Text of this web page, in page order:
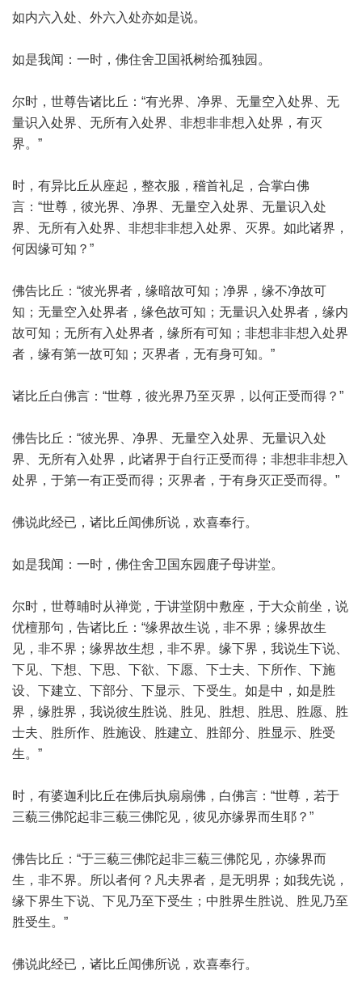
如内六入处、外六入处亦如是说。
如是我闻：一时，佛住舍卫国祇树给孤独园。
尔时，世尊告诸比丘：“有光界、净界、无量空入处界、无
量识入处界、无所有入处界、非想非非想入处界，有灭
界。”
时，有异比丘从座起，整衣服，稽首礼足，合掌白佛
言：“世尊，彼光界、净界、无量空入处界、无量识入处
界、无所有入处界、非想非非想入处界、灭界。如此诸界，
何因缘可知？”
佛告比丘：“彼光界者，缘暗故可知；净界，缘不净故可
知；无量空入处界者，缘色故可知；无量识入处界者，缘内
故可知；无所有入处界者，缘所有可知；非想非非想入处界
者，缘有第一故可知；灭界者，无有身可知。”
诸比丘白佛言：“世尊，彼光界乃至灭界，以何正受而得？”
佛告比丘：“彼光界、净界、无量空入处界、无量识入处
界、无所有入处界，此诸界于自行正受而得；非想非非想入
处界，于第一有正受而得；灭界者，于有身灭正受而得。”
佛说此经已，诸比丘闻佛所说，欢喜奉行。
如是我闻：一时，佛住舍卫国东园鹿子母讲堂。
尔时，世尊晡时从禅觉，于讲堂阴中敷座，于大众前坐，说
优檀那句，告诸比丘：“缘界故生说，非不界；缘界故生
见，非不界；缘界故生想，非不界。缘下界，我说生下说、
下见、下想、下思、下欲、下愿、下士夫、下所作、下施
设、下建立、下部分、下显示、下受生。如是中，如是胜
界，缘胜界，我说彼生胜说、胜见、胜想、胜思、胜愿、胜
士夫、胜所作、胜施设、胜建立、胜部分、胜显示、胜受
生。”
时，有婆迦利比丘在佛后执扇扇佛，白佛言：“世尊，若于
三藐三佛陀起非三藐三佛陀见，彼见亦缘界而生耶？”
佛告比丘：“于三藐三佛陀起非三藐三佛陀见，亦缘界而
生，非不界。所以者何？凡夫界者，是无明界；如我先说，
缘下界生下说、下见乃至下受生；中胜界生胜说、胜见乃至
胜受生。”
佛说此经已，诸比丘闻佛所说，欢喜奉行。